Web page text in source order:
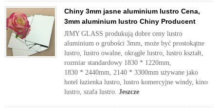
Chiny 3mm jasne aluminium lustro Cena,
3mm aluminium lustro Chiny Producent
JIMY GLASS produkują dobre ceny lustro
aluminium o grubości 3mm, może być prostokątne
lustro, lustro owalne, okrągłe lustro, lustro kształt,
rozmiar standardowy 1830 * 1220mm,
1830 * 2440mm, 2140 * 3300mm używane jako
hotel łazienka lustro, lustro komercyjne windy, kino
lustro, szafa lustro. Jeszcze